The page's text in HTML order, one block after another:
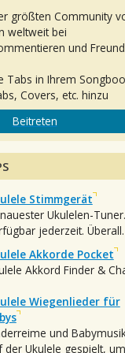
größten Community
weltweit bei
und
Tabs in Ihrem
Covers, etc. hinzu
Beitreten
Stimmgerät
Ukulelen-Tuner.
jederzeit. Überall.
Akkorde Pocket
Akkord Finder &
Wiegenlieder für
und
der Ukulele gespielt, um